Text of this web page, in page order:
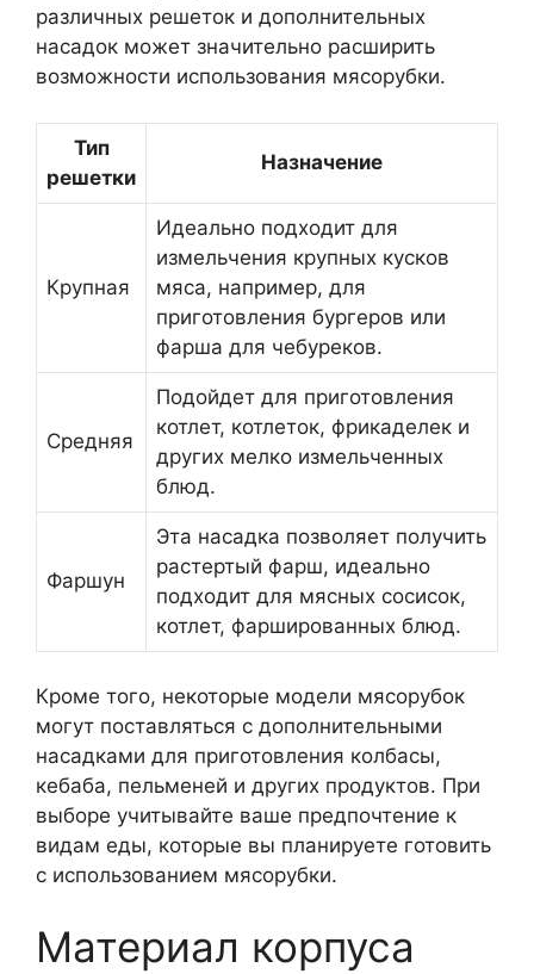
различных решеток и дополнительных
насадок может значительно расширить
возможности использования мясорубки.
Тип
решетки
Назначение
Крупная
Идеально подходит для
измельчения крупных кусков
мяса, например, для
приготовления бургеров или
фарша для чебуреков.
Средняя
Подойдет для приготовления
котлет, котлеток, фрикаделек и
других мелко измельченных
блюд.
Фаршун
Эта насадка позволяет получить
растертый фарш, идеально
подходит для мясных сосисок,
котлет, фаршированных блюд.
Кроме того, некоторые модели мясорубок
могут поставляться с дополнительными
насадками для приготовления колбасы,
кебаба, пельменей и других продуктов. При
выборе учитывайте ваше предпочтение к
видам еды, которые вы планируете готовить
с использованием мясорубки.
Материал корпуса